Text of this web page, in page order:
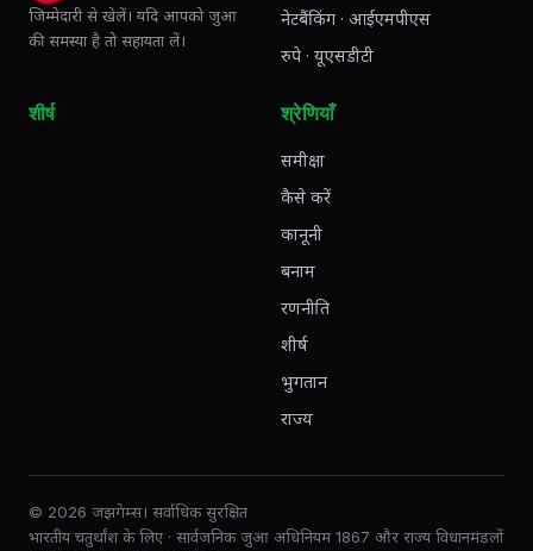
जिम्मेदारी से खेलें। यदि आपको जुआ
की समस्या है तो सहायता लें।
नेटबैंकिंग · आईएमपीएस
रुपे · यूएसडीटी
शीर्ष श्रेणियाँ
समीक्षा
कैसे करें
कानूनी
बनाम
रणनीति
शीर्ष
भुगतान
राज्य
© 2026 जझगेम्स। सर्वाधिक सुरक्षित
भारतीय चतुर्थांश के लिए · सार्वजनिक जुआ अधिनियम 1867 और राज्य विधानमंडलों